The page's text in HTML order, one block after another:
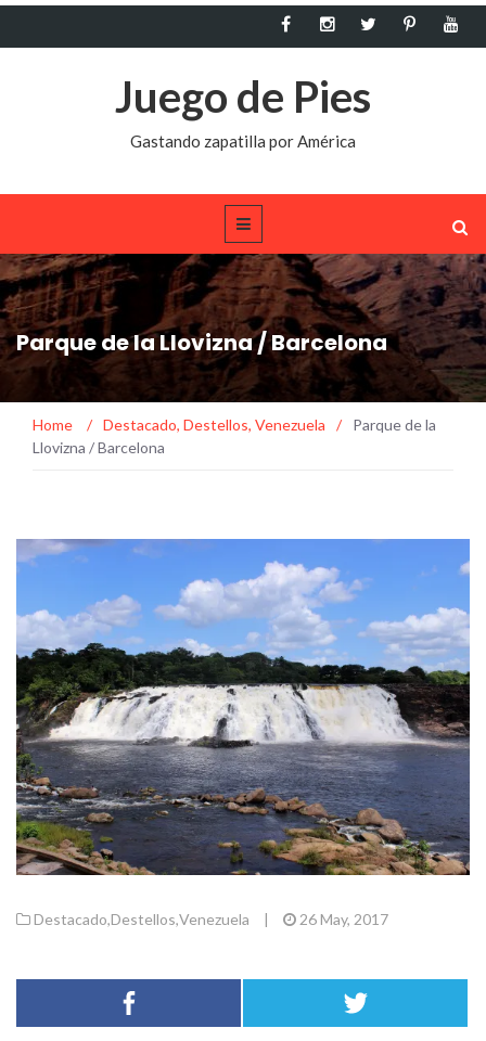
Juego de Pies
Gastando zapatilla por América
Parque de la Llovizna / Barcelona
Home / Destacado, Destellos, Venezuela /
Parque de la
Llovizna / Barcelona
Destacado,Destellos,Venezuela | 26 May, 2017